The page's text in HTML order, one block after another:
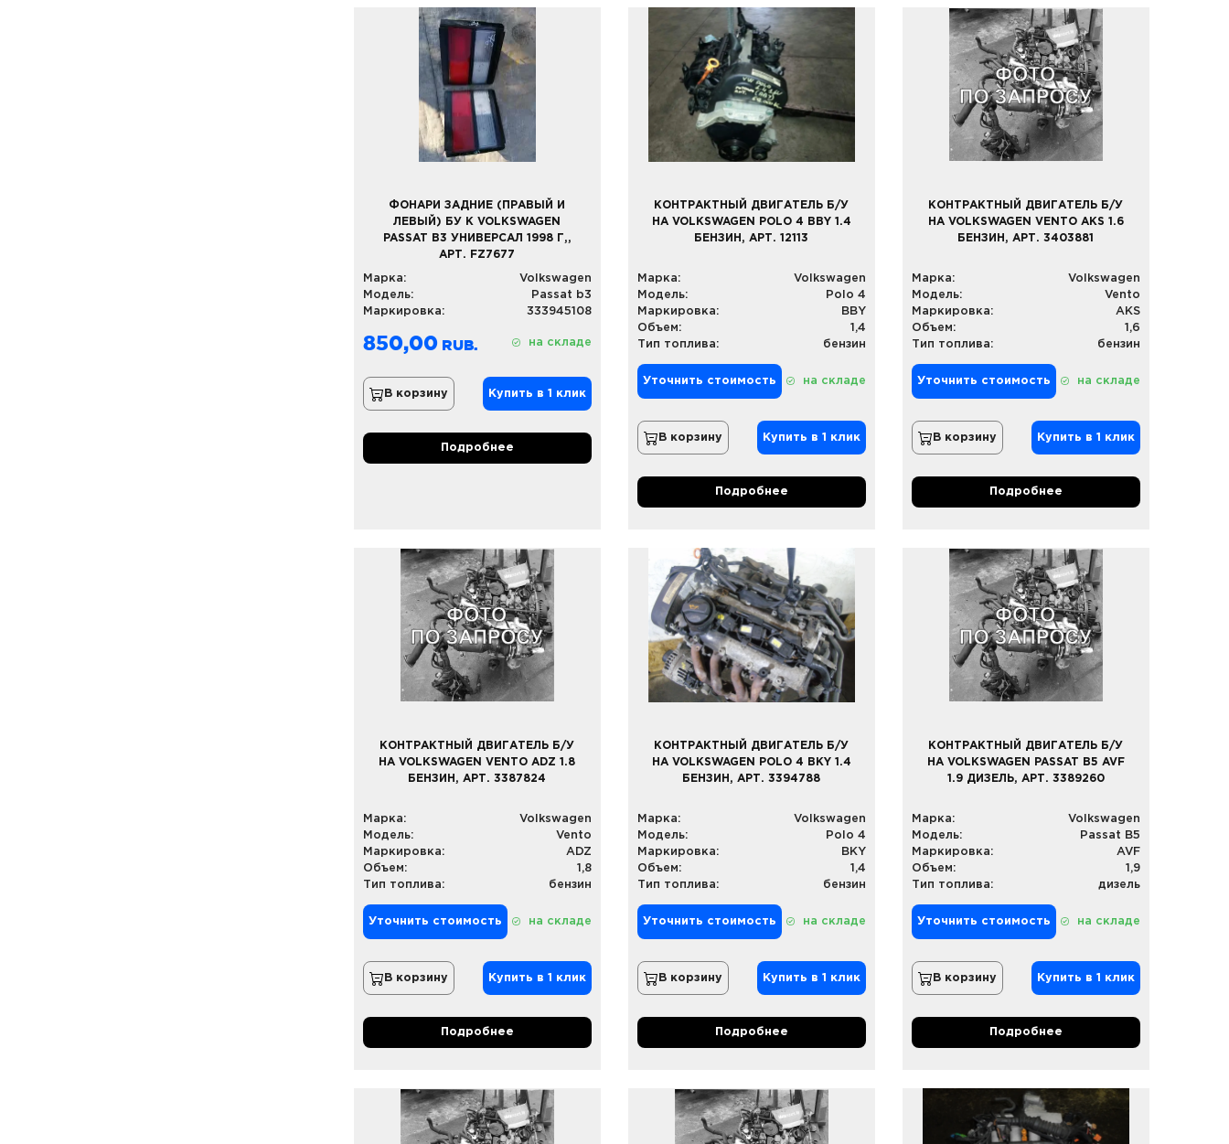
ФОНАРИ ЗАДНИЕ (ПРАВЫЙ И
ЛЕВЫЙ) БУ К VOLKSWAGEN
PASSAT B3 УНИВЕРСАЛ 1998 Г,,
АРТ. FZ7677
Марка:
Volkswagen
Модель:
Passat b3
Маркировка:
333945108
850,00 на складе
В корзину Купить в 1 клик
Подробнее
КОНТРАКТНЫЙ ДВИГАТЕЛЬ Б/У
НА VOLKSWAGEN POLO 4 BBY 1.4
БЕНЗИН, АРТ. 12113
Марка:
Volkswagen
Модель:
Polo 4
Маркировка:
BBY
Объем:
1,4
Тип топлива:
бензин
Уточнить стоимость на складе
В корзину Купить в 1 клик
Подробнее
КОНТРАКТНЫЙ ДВИГАТЕЛЬ Б/У
НА VOLKSWAGEN VENTO AKS 1.6
БЕНЗИН, АРТ. 3403881
Марка:
Volkswagen
Модель:
Vento
Маркировка:
AKS
Объем:
1,6
Тип топлива:
бензин
Уточнить стоимость на складе
В корзину Купить в 1 клик
Подробнее
КОНТРАКТНЫЙ ДВИГАТЕЛЬ Б/У
НА VOLKSWAGEN VENTO ADZ 1.8
БЕНЗИН, АРТ. 3387824
Марка:
Volkswagen
Модель:
Vento
Маркировка:
ADZ
Объем:
1,8
Тип топлива:
бензин
Уточнить стоимость на складе
В корзину Купить в 1 клик
Подробнее
КОНТРАКТНЫЙ ДВИГАТЕЛЬ Б/У
НА VOLKSWAGEN POLO 4 BKY 1.4
БЕНЗИН, АРТ. 3394788
Марка:
Volkswagen
Модель:
Polo 4
Маркировка:
BKY
Объем:
1,4
Тип топлива:
бензин
Уточнить стоимость на складе
В корзину Купить в 1 клик
Подробнее
КОНТРАКТНЫЙ ДВИГАТЕЛЬ Б/У
НА VOLKSWAGEN PASSAT B5 AVF
1.9 ДИЗЕЛЬ, АРТ. 3389260
Марка:
Volkswagen
Модель:
Passat B5
Маркировка:
AVF
Объем:
1,9
Тип топлива:
дизель
Уточнить стоимость на складе
В корзину Купить в 1 клик
Подробнее